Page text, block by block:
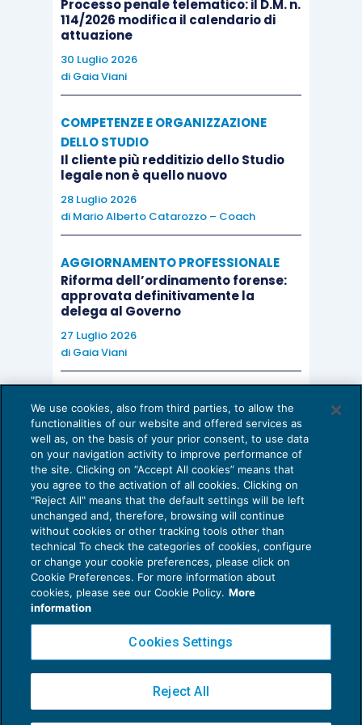
condizioni che disciplinano il subprocedimento di
liquidazione dell’immobile pignorato, che
rappresenta uno dei cardini del processo di
espropriazione forzata, essendo diretta ad
tra tutti i partecipanti alla gara e l’affidamento da
ognuno di loro riposto nella trasparenza, nella
coerenza e nell’affidabilità della vendita forzata
lungo tutto il corso della stessa (Cass. civ., sez.
III, 2 luglio 2021, n. 18841).
Con il provvedimento in esame, i giudici di
legittimità hanno ribadito che dalla perentorietà
del termine entro il quale l’aggiudicatario deve, a
pena di decadenza e di perdita definitiva della
delle modifiche apportate agli artt. 585 e 587
c.p.c. dal d.lgs. 149/2022 e dal d.lgs. 164/2024 –
rendere la dichiarazione contenente le
informazioni prescritte dalla normativa
antiriciclaggio) deriva la sua improrogabilità; se
l’aggiudicatario non riesce a rispettarlo, può solo
chiedere al giudice dell’esecuzione di rimetterlo
in termini ai sensi dell’art. 153, comma 2, c.p.c.
(per quanto, a ben vedere, anche questa norma
riguardi propriamente i termini processuali,
inerenti al compimento di atti del processo,
sicché potrebbe dubitarsi della sua applicabilità a
un termine che – come visto – tale non è).
In ogni caso, è necessario che ricorrano
Processo penale telematico: il D.M. n.
114/2026 modifica il calendario di
attuazione
30 Luglio 2026
di Gaia Viani
COMPETENZE E ORGANIZZAZIONE
DELLO STUDIO
Il cliente più redditizio dello Studio
legale non è quello nuovo
28 Luglio 2026
di Mario Alberto Catarozzo – Coach
AGGIORNAMENTO PROFESSIONALE
Riforma dell’ordinamento forense:
approvata definitivamente la
delega al Governo
27 Luglio 2026
di Gaia Viani
Come evitare le allucinazioni dell’AI:
guida per l’avvocato
24 Luglio 2026
di Sofia Savoia
Privacy Policy
Cookie Policy
Copyright 2016 ©Gruppo Euroconference S.p.A.v2.32.2
Piazza Luigi Einaudi, 10N01 - 20124 Milano - info@ecnews.it
We use cookies, also from third parties, to allow the
functionalities of our website and offered services as
well as, on the basis of your prior consent, to use data
on your navigation activity to improve performance of
the site. Clicking on “Accept All cookies” means that
you agree to the activation of all cookies. Clicking on
"Reject All" means that the default settings will be left
unchanged and, therefore, browsing will continue
without cookies or other tracking tools other than
technical To check the categories of cookies, configure
or change your cookie preferences, please click on
Cookie Preferences. For more information about
cookies, please see our Cookie Policy. More
information
Cookies Settings
Reject All